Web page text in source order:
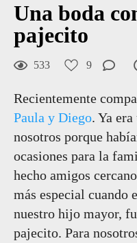
Una boda
pajecito
533 9
Recientemente
Paula y Diego. Ya
nosotros porque
ocasiones para la
hecho amigos
más especial cuando
nuestro hijo mayor,
pajecito. Para